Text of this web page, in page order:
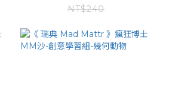
NT$240